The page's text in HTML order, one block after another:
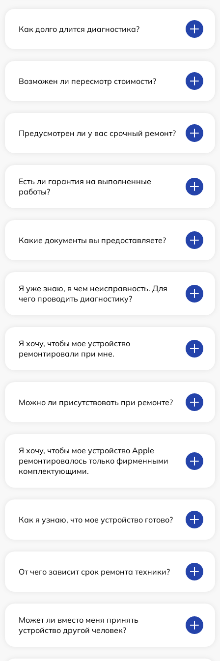
Как долго длится диагностика?
Возможен ли пересмотр стоимости?
Предусмотрен ли у вас срочный ремонт?
Есть ли гарантия на выполненные
работы?
Какие документы вы предоставляете?
Я уже знаю, в чем неисправность. Для
чего проводить диагностику?
Я хочу, чтобы мое устройство
ремонтировали при мне.
Можно ли присутствовать при ремонте?
Я хочу, чтобы мое устройство Apple
ремонтировалось только фирменными
комплектующими.
Как я узнаю, что мое устройство готово?
От чего зависит срок ремонта техники?
Может ли вместо меня принять
устройство другой человек?